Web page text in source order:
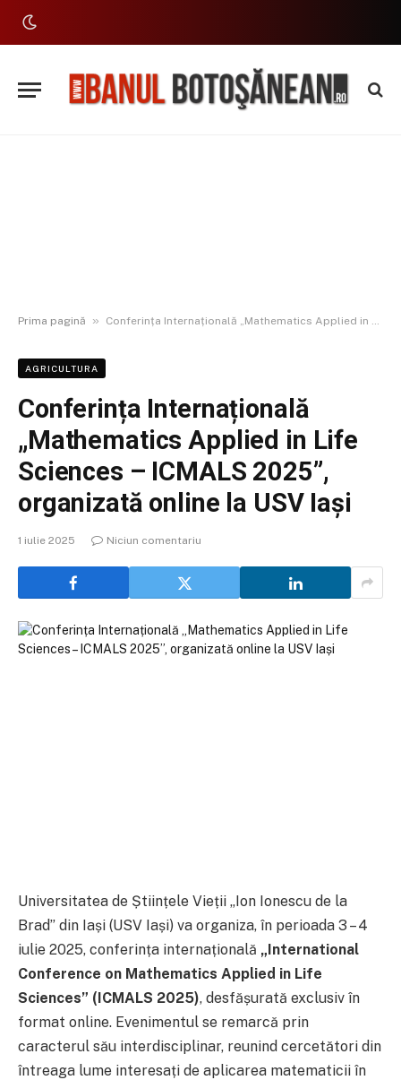
Prima pagină » Conferința Internațională „Mathematics Applied in Life Sciences – ICMALS 2025”, organizată online la USV Iași
AGRICULTURA
Conferința Internațională
„Mathematics Applied in Life
Sciences – ICMALS 2025”,
organizată online la USV Iași
1 iulie 2025 Niciun comentariu
Universitatea de Științele Vieții „Ion Ionescu de la
Brad” din Iași (USV Iași) va organiza, în perioada 3 – 4
iulie 2025, conferința internațională „International
Conference on Mathematics Applied in Life
Sciences” (ICMALS 2025), desfășurată exclusiv în
format online. Evenimentul se remarcă prin
caracterul său interdisciplinar, reunind cercetători din
întreaga lume interesați de aplicarea matematicii în